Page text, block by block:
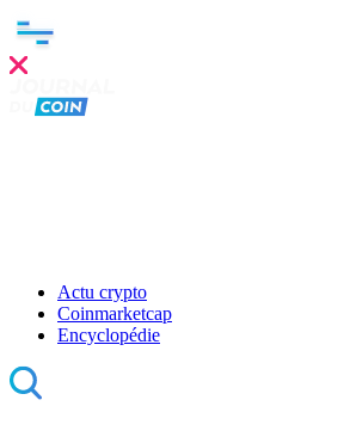
Actu crypto
Coinmarketcap
Encyclopédie